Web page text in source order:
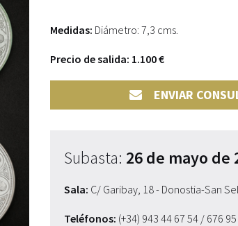
Medidas: Diámetro: 7,3 cms.
Precio de salida: 1.100 €
ENVIAR
Subasta: 26 de mayo de
Sala: C/ Garibay, 18 - Donostia-San
Teléfonos: (+34) 943 44 67 54 / 676